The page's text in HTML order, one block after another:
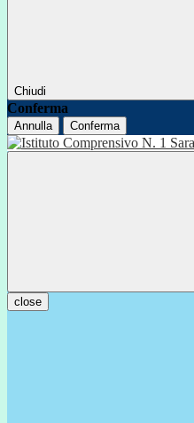
Chiudi
Conferma
Annulla Conferma
close